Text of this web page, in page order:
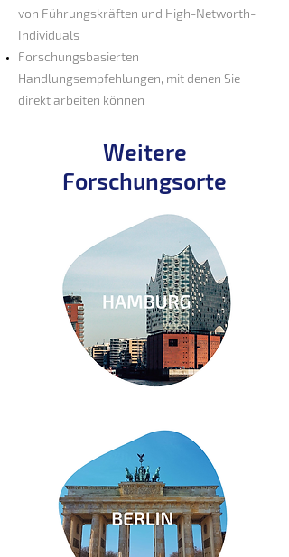
von Führungskräften und High-Networth-
Individuals
Forschungsbasierten
Handlungsempfehlungen, mit denen Sie
direkt arbeiten können
Weitere
Forschungsorte